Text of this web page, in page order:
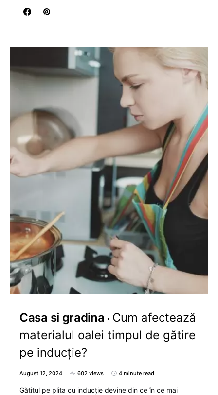
Casa si gradina
Cum afectează
materialul oalei timpul de gătire
pe inducție?
August 12, 2024 602 views 4 minute read
Gătitul pe plita cu inducție devine din ce în ce mai